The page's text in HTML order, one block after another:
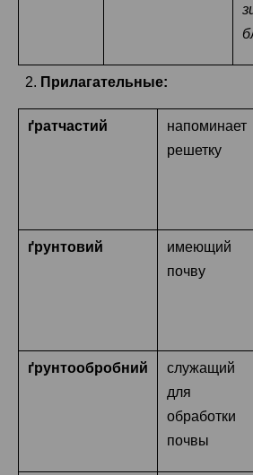
2. Прилагательные:
ґратчастий
напоминает
решетку
ґрунтовий
имеющий
почву
ґрунтообробний
служащий
для
обработки
почвы